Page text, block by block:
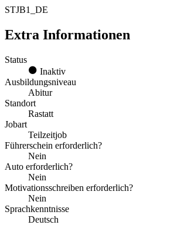
STJB1_DE
Extra Informationen
Status
Inaktiv
Ausbildungsniveau
Abitur
Standort
Rastatt
Jobart
Teilzeitjob
Führerschein erforderlich?
Nein
Auto erforderlich?
Nein
Motivationsschreiben erforderlich?
Nein
Sprachkenntnisse
Deutsch